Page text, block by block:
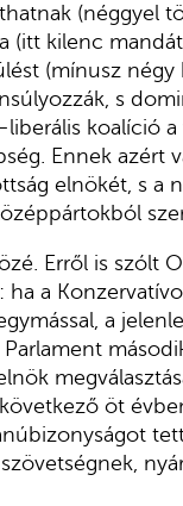
(néggyel
kilenc
(mínusz négy
s
koalíció
Ennek azért
elnökét, s
Erről is szólt
: ha a
a
öt